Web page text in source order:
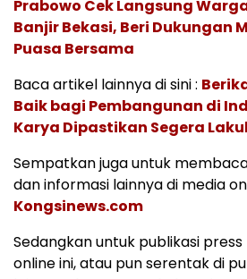
Prabowo Cek Langsung
Banjir Bekasi, Beri Dukungan
Puasa Bersama
Baca artikel lainnya di sini :
Baik bagi Pembangunan di
Karya Dipastikan Segera
Sempatkan juga untuk
dan informasi lainnya di media
Kongsinews.com
Sedangkan untuk publikasi
online ini, atau pun serentak di